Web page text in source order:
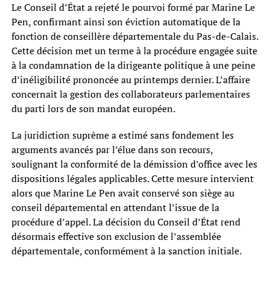
Le Conseil d’État a rejeté le pourvoi formé par Marine Le
Pen, confirmant ainsi son éviction automatique de la
fonction de conseillère départementale du Pas-de-Calais.
Cette décision met un terme à la procédure engagée suite
à la condamnation de la dirigeante politique à une peine
d’inéligibilité prononcée au printemps dernier. L’affaire
concernait la gestion des collaborateurs parlementaires
du parti lors de son mandat européen.
La juridiction suprême a estimé sans fondement les
arguments avancés par l’élue dans son recours,
soulignant la conformité de la démission d’office avec les
dispositions légales applicables. Cette mesure intervient
alors que Marine Le Pen avait conservé son siège au
conseil départemental en attendant l’issue de la
procédure d’appel. La décision du Conseil d’État rend
désormais effective son exclusion de l’assemblée
départementale, conformément à la sanction initiale.